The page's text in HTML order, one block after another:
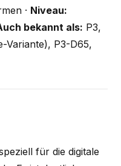
· Niveau:
bekannt als: P3,
Variante), P3-D65,
für die digitale